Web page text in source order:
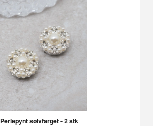
Perlepynt sølvfarget - 2 stk